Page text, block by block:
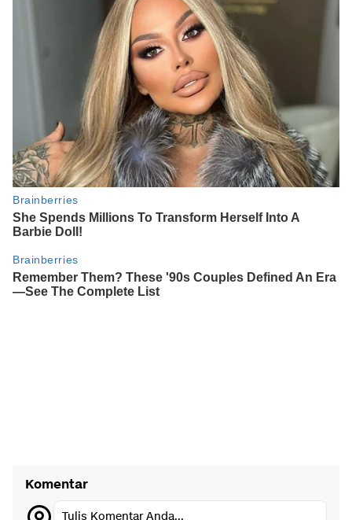
Komentar
Tulis Komentar Anda...